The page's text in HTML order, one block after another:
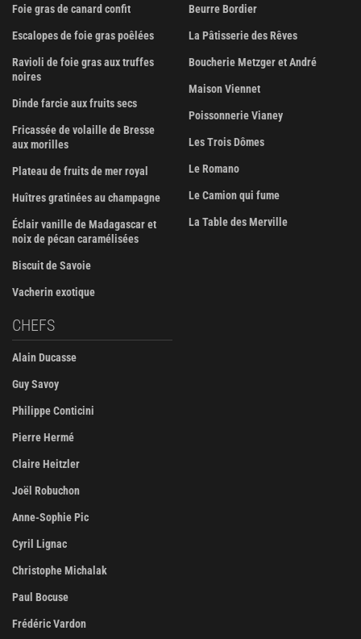
Foie gras de canard confit
Escalopes de foie gras poêlées
Ravioli de foie gras aux truffes
noires
Dinde farcie aux fruits secs
Fricassée de volaille de Bresse
aux morilles
Plateau de fruits de mer royal
Huîtres gratinées au champagne
Éclair vanille de Madagascar et
noix de pécan caramélisées
Biscuit de Savoie
Vacherin exotique
Beurre Bordier
La Pâtisserie des Rêves
Boucherie Metzger et André
Maison Viennet
Poissonnerie Vianey
Les Trois Dômes
Le Romano
Le Camion qui fume
La Table des Merville
CHEFS
Alain Ducasse
Guy Savoy
Philippe Conticini
Pierre Hermé
Claire Heitzler
Joël Robuchon
Anne-Sophie Pic
Cyril Lignac
Christophe Michalak
Paul Bocuse
Frédéric Vardon